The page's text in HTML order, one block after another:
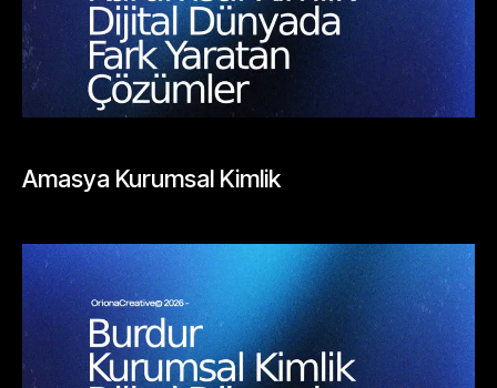
Amasya Kurumsal Kimlik